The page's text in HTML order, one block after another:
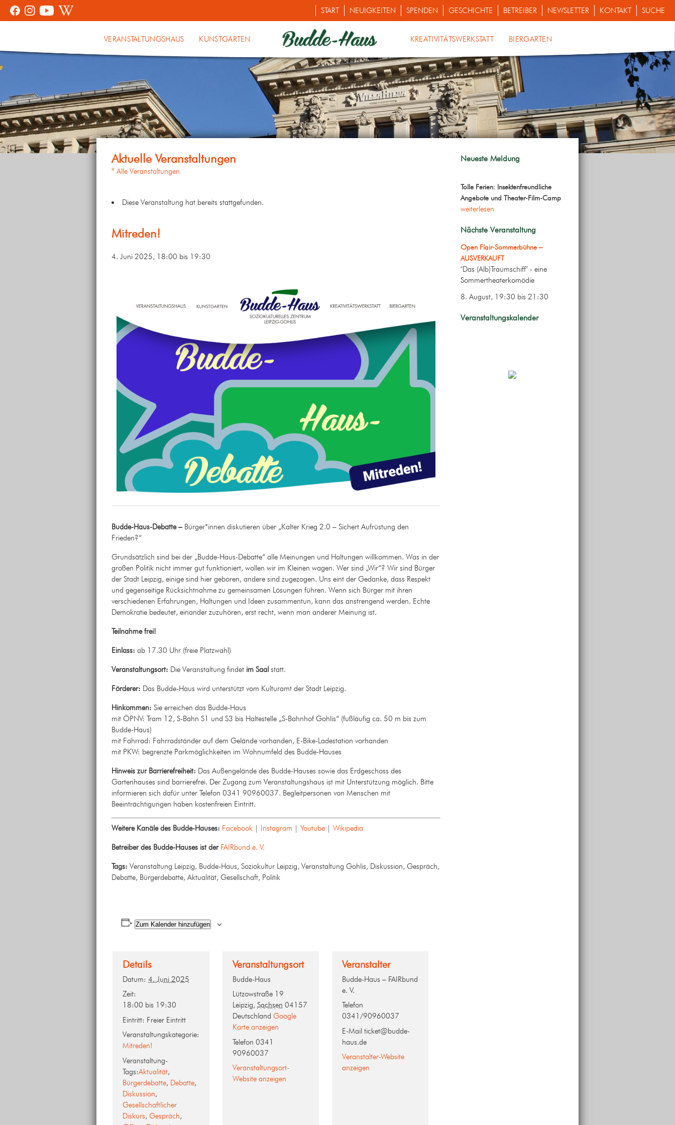
START NEUIGKEITEN SPENDEN GESCHICHTE BETREIBER NEWSLETTER KONTAKT SUCHE
VERANSTALTUNGSHAUS KUNSTGARTEN KREATIVITÄTSWERKSTATT BIERGARTEN
« Alle Veranstaltungen
Diese Veranstaltung hat bereits stattgefunden.
Mitreden!
4. Juni 2025, 18:00 bis 19:30
Budde-Haus-Debatte– Bürger*innen diskutieren über „Kalter Krieg 2.0 – Sichert Aufrüstung den
Frieden?“
Grundsätzlich sind bei der „Budde-Haus-Debatte“ alle Meinungen und Haltungen willkommen. Was in der
großen Politik nicht immer gut funktioniert, wollen wir im Kleinen wagen. Wer sind „Wir“? Wir sind Bürger
der Stadt Leipzig, einige sind hier geboren, andere sind zugezogen. Uns eint der Gedanke, dass Respekt
und gegenseitige Rücksichtnahme zu gemeinsamen Lösungen führen. Wenn sich Bürger mit ihren
verschiedenen Erfahrungen, Haltungen und Ideen zusammentun, kann das anstrengend werden. Echte
Demokratie bedeutet, einander zuzuhören, erst recht, wenn man anderer Meinung ist.
Teilnahme frei!
Einlass: ab 17.30 Uhr (freie Platzwahl)
Veranstaltungsort: Die Veranstaltung findet im Saal statt.
Förderer: Das Budde-Haus wird unterstützt vom Kulturamt der Stadt Leipzig.
Hinkommen: Sie erreichen das Budde-Haus
mit ÖPNV: Tram 12, S-Bahn S1 und S3 bis Haltestelle „S-Bahnhof Gohlis“ (fußläufig ca. 50 m bis zum
Budde-Haus)
mit Fahrrad: Fahrradständer auf dem Gelände vorhanden, E-Bike-Ladestation vorhanden
mit PKW: begrenzte Parkmöglichkeiten im Wohnumfeld des Budde-Hauses
Hinweis zur Barrierefreiheit: Das Außengelände des Budde-Hauses sowie das Erdgeschoss des
Gartenhauses sind barrierefrei. Der Zugang zum Veranstaltungshaus ist mit Unterstützung möglich. Bitte
informieren sich dafür unter Telefon 0341 90960037. Begleitpersonen von Menschen mit
Beeinträchtigungen haben kostenfreien Eintritt.
Weitere Kanäle des Budde-Hauses: Facebook | Instagram | Youtube | Wikipedia
Betreiber des Budde-Hauses ist der FAIRbund e. V.
Tags: Veranstaltung Leipzig, Budde-Haus, Soziokultur Leipzig, Veranstaltung Gohlis, Diskussion, Gespräch,
Debatte, Bürgerdebatte, Aktualität, Gesellschaft, Politik
Zum Kalender hinzufügen
Details
Datum: 4. Juni 2025
Zeit:
18:00 bis 19:30
Eintritt: Freier Eintritt
Veranstaltungskategorie:
Mitreden!
Veranstaltung-
Tags:Aktualität,
Bürgerdebatte, Debatte,
Diskussion,
Gesellschaftlicher
Diskurs, Gespräch,
Veranstaltungsort
Budde-Haus
Lützowstraße 19
Leipzig, Sachsen 04157
Deutschland Google
Karte anzeigen
Telefon 0341
90960037
Veranstaltungsort-
Website anzeigen
Veranstalter
Budde-Haus – FAIRbund
e. V.
Telefon
0341/90960037
E-Mail ticket@budde-
haus.de
Veranstalter-Website
anzeigen
Neueste Meldung
Tolle Ferien: Insektenfreundliche
Angebote und Theater-Film-Camp
weiterlesen
Nächste Veranstaltung
Open Flair-Sommerbühne –
AUSVERKAUFT
"Das (Alb)Traumschiff" - eine
Sommertheaterkomödie
8. August, 19:30 bis 21:30
Veranstaltungskalender